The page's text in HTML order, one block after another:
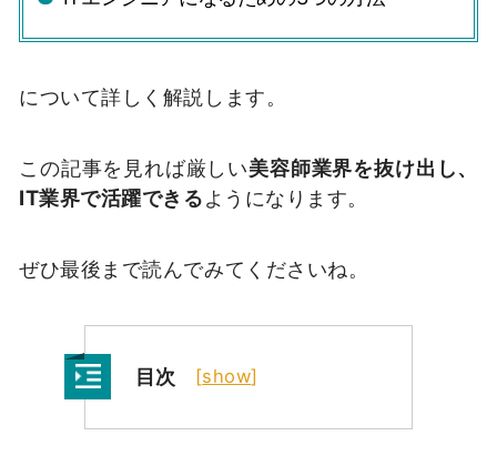
について詳しく解説します。
この記事を見れば厳しい美容師業界を抜け出し、
IT業界で活躍できるようになります。
ぜひ最後まで読んでみてくださいね。
目次 [show]